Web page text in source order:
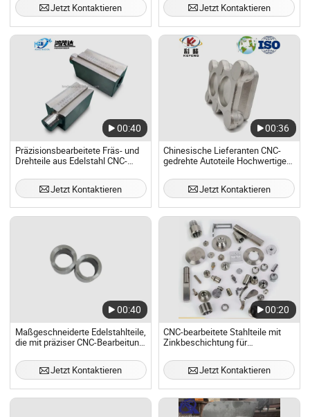
Jetzt Kontaktieren
Jetzt Kontaktieren
00:40
Präzisionsbearbeitete Fräs- und
Drehteile aus Edelstahl CNC-
Jetzt Kontaktieren
00:36
Chinesische Lieferanten CNC-
gedrehte Autoteile Hochwertige
Edelstahlteile
Jetzt Kontaktieren
00:40
Maßgeschneiderte Edelstahlteile,
die mit präziser CNC-Bearbeitung
Jetzt Kontaktieren
00:20
CNC-bearbeitete Stahlteile mit
Zinkbeschichtung für
Jetzt Kontaktieren